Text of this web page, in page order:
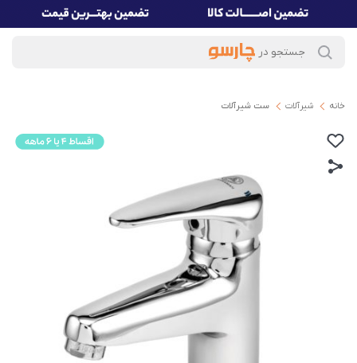
خانه شیرآلات ست شیرآلات